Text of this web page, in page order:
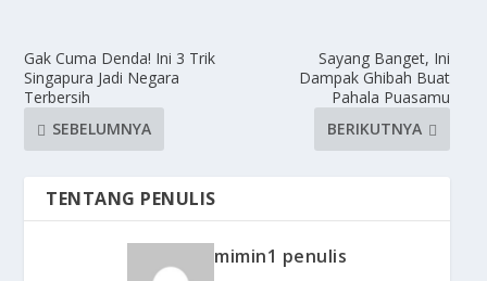
Gak Cuma Denda! Ini 3 Trik
Singapura Jadi Negara
Terbersih
SEBELUMNYA
Sayang Banget, Ini
Dampak Ghibah Buat
Pahala Puasamu
BERIKUTNYA
TENTANG PENULIS
mimin1 penulis